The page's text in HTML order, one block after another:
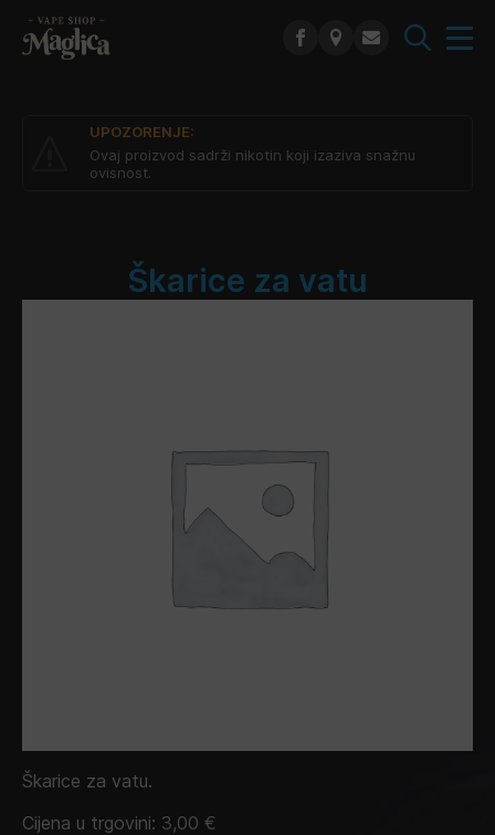
UPOZORENJE:
Ovaj proizvod sadrži nikotin koji izaziva snažnu
ovisnost.
Škarice za vatu
Škarice za vatu.
Cijena u trgovini: 3,00 €